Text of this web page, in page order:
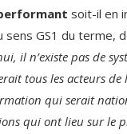
soit-il en
GS1 du terme,
il n’existe pas de
tous les acteurs
qui serait
qui ont lieu sur le